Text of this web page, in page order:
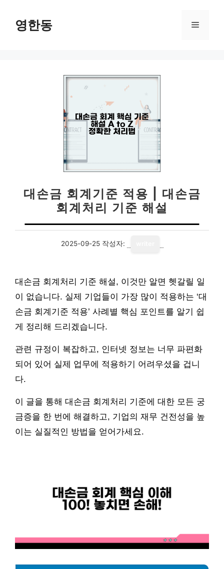
영한동 메
대손금 회계기준 적용 | 대손금
회계처리 기준 해설
2025-09-25 작성자:
대손금 회계처리 기준 해설, 이것만 알면 헷갈릴 일
이 없습니다. 실제 기업들이 가장 많이 적용하는 ‘대
손금 회계기준 적용’ 사례별 핵심 포인트를 알기 쉽
게 정리해 드리겠습니다.
관련 규정이 복잡하고, 인터넷 정보는 너무 파편화
되어 있어 실제 업무에 적용하기 어려우셨을 겁니
다.
이 글을 통해 대손금 회계처리 기준에 대한 모든 궁
금증을 한 번에 해결하고, 기업의 재무 건전성을 높
이는 실질적인 방법을 얻어가세요.